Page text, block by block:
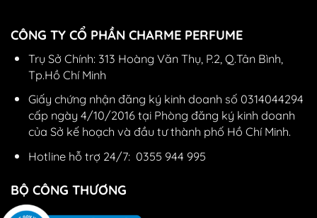
CÔNG TY CỔ PHẦN CHARME PERFUME
Trụ Sở Chính: 313 Hoàng Văn Thụ, P.2, Q.Tân Bình,
Tp.Hồ Chí Minh
Giấy chứng nhận đăng ký kinh doanh số 0314044294
cấp ngày 4/10/2016 tại Phòng đăng ký kinh doanh
của Sở kế hoạch và đầu tư thành phố Hồ Chí Minh.
Hotline hỗ trợ 24/7: 0355 944 995
BỘ CÔNG THƯƠNG